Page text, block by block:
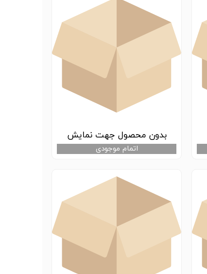
بدون محصول جهت نمایش
اتمام موجودی